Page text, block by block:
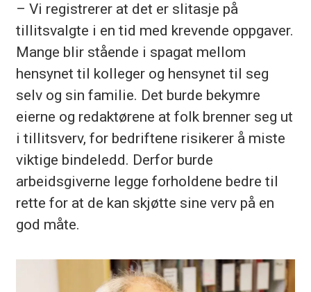
– Vi registrerer at det er slitasje på
tillitsvalgte i en tid med krevende oppgaver.
Mange blir stående i spagat mellom
hensynet til kolleger og hensynet til seg
selv og sin familie. Det burde bekymre
eierne og redaktørene at folk brenner seg ut
i tillitsverv, for bedriftene risikerer å miste
viktige bindeledd. Derfor burde
arbeidsgiverne legge forholdene bedre til
rette for at de kan skjøtte sine verv på en
god måte.